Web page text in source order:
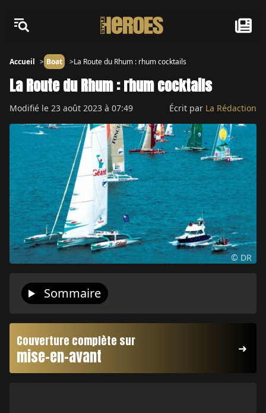
Accueil Boat La Route du Rhum : rhum cocktails
La Route du Rhum : rhum cocktails
Modifié le 23 août 2023 à 07:49 Écrit par La Rédaction
© DR
Sommaire
Couverture complète sur
mise-en-avant